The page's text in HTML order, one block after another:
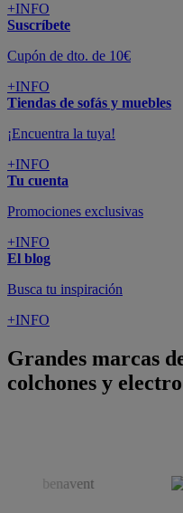
+INFO
Suscríbete
Cupón de dto. de 10€
+INFO
Tiendas de sofás y muebles
¡Encuentra la tuya!
+INFO
Tu cuenta
Promociones exclusivas
+INFO
El blog
Busca tu inspiración
+INFO
Grandes marcas
colchones y